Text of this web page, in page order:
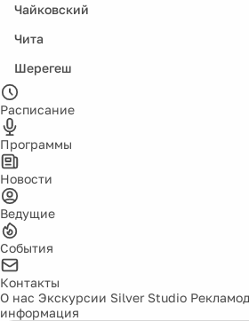
Чайковский
Чита
Шерегеш
Расписание
Программы
Новости
Ведущие
События
Контакты
О нас Экскурсии Silver Studio
информация